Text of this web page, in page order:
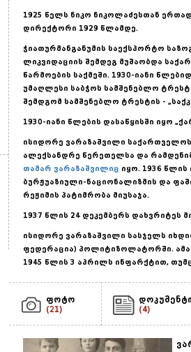
1925 წელს ნიკო ნიკოლაძესთან
დირექტორი 1929 წლამდე.
ჭიათურმანგანუმის საექსპორტო
ლიკვიდაციის შემდეგ მუშაობდა
წარმოების საქმეში. 1930-იანი
უმაღლესი საბჭოს სამშენებლო
შემდგომ სამშენებლო ტრესტის -
1930-იანი წლების დასაწყისში იყო
ისიდორე ვარაზაშვილი
ალექსანდრე წერეთელსა და
თამარ ვარაზაშვილიც იყო. 1936
ბურჟუაზიული-ნაციონალიზმის და
რეჟიმის პატიმრობა მიუსაჯა.
1937 წლის 24 დეკემბერს დახვრიტეს
ისიდორე ვარაზაშვილი სასჯელს
ფედერაცია) პოლიტიზოლატორში.
1945 წლის 3 აპრილს ინფარქტით,
ფოტო
(21)
დოკუმენტი
(4)